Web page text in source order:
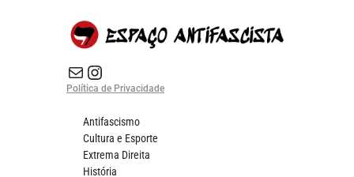
E-mail Instagram do Espaço Antifascista
Política de Privacidade
Antifascismo
Cultura e Esporte
Extrema Direita
História